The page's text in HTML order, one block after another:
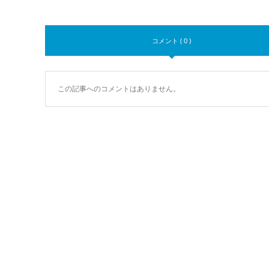
コメント ( 0 )
この記事へのコメントはありません。